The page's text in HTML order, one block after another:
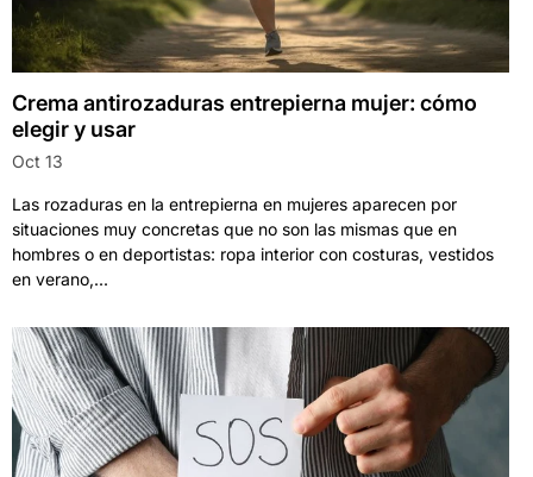
Crema antirozaduras entrepierna mujer: cómo
elegir y usar
Oct 13
Las rozaduras en la entrepierna en mujeres aparecen por
situaciones muy concretas que no son las mismas que en
hombres o en deportistas: ropa interior con costuras, vestidos
en verano,...